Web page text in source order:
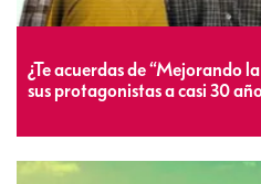
¿Te acuerdas de “Mejorando
sus protagonistas a casi 30